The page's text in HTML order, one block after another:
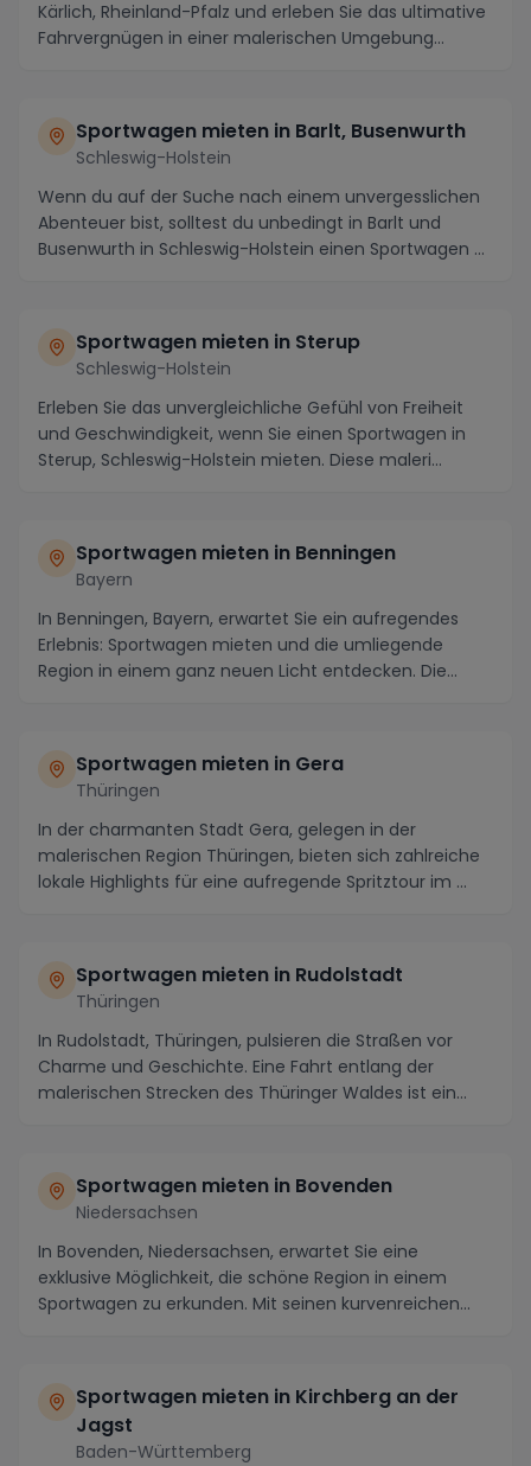
Kärlich, Rheinland-Pfalz und erleben Sie das ultimative
Fahrvergnügen in einer malerischen Umgebung...
Sportwagen mieten in Barlt, Busenwurth
Schleswig-Holstein
Wenn du auf der Suche nach einem unvergesslichen
Abenteuer bist, solltest du unbedingt in Barlt und
Busenwurth in Schleswig-Holstein einen Sportwagen ...
Sportwagen mieten in Sterup
Schleswig-Holstein
Erleben Sie das unvergleichliche Gefühl von Freiheit
und Geschwindigkeit, wenn Sie einen Sportwagen in
Sterup, Schleswig-Holstein mieten. Diese maleri...
Sportwagen mieten in Benningen
Bayern
In Benningen, Bayern, erwartet Sie ein aufregendes
Erlebnis: Sportwagen mieten und die umliegende
Region in einem ganz neuen Licht entdecken. Die
Sportwagen mieten in Gera
Thüringen
In der charmanten Stadt Gera, gelegen in der
malerischen Region Thüringen, bieten sich zahlreiche
lokale Highlights für eine aufregende Spritztour im ...
Sportwagen mieten in Rudolstadt
Thüringen
In Rudolstadt, Thüringen, pulsieren die Straßen vor
Charme und Geschichte. Eine Fahrt entlang der
malerischen Strecken des Thüringer Waldes ist ein
Sportwagen mieten in Bovenden
Niedersachsen
In Bovenden, Niedersachsen, erwartet Sie eine
exklusive Möglichkeit, die schöne Region in einem
Sportwagen zu erkunden. Mit seinen kurvenreichen
Sportwagen mieten in Kirchberg an der
Jagst
Baden-Württemberg